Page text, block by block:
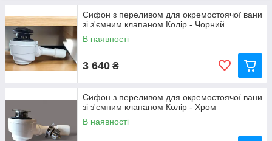
Сифон з переливом для окремостоячої вани
зі з'ємним клапаном Колір - Чорний
В наявності
3 640 ₴
Сифон з переливом для окремостоячої вани
зі з'ємним клапаном Колір - Хром
В наявності